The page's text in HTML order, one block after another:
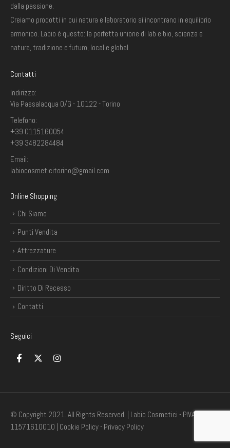
dalla passione.
Creiamo prodotti in cui natura e laboratorio si incontrano in equilibrio
armonico. Labio è questo: la perfetta unione di lab e bio, scienza e
natura, tradizione e futuro, local e global.
Contatti
Indirizzo:
Via Passalacqua 0/G - 10122 - Torino
Telefono:
+39 0115160054
+39 3482284484
Email:
labiocosmeticitorino@gmail.com
Online Shopping
Chi Siamo
Punti Vendita
Attrezzature
Condizioni Di Vendita
Diritto Di Recesso
Contatti
Seguici
© Copyright 2021. All Rights Reserved. | Labio Cosmetici - P.IVA
11571610010 | Cookie Policy- Privacy Policy